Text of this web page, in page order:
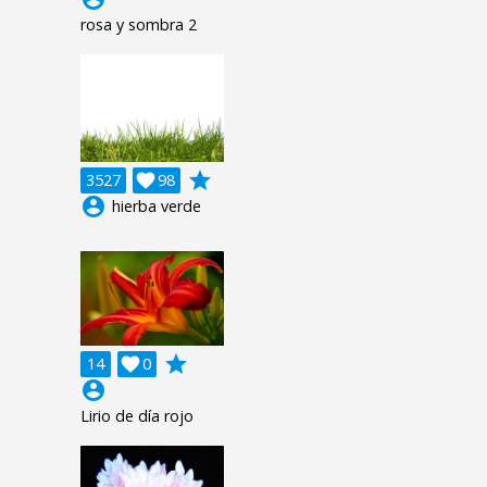
rosa y sombra 2
3527 98

grade
account_circle hierba verde
14 0

grade
account_circle
Lirio de día rojo